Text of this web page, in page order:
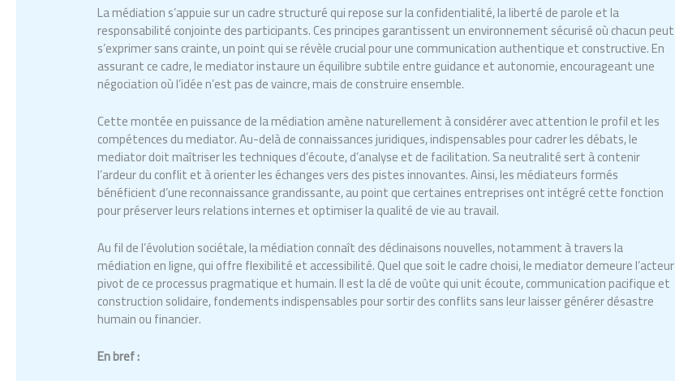
La médiation s’appuie sur un cadre structuré qui repose sur la confidentialité, la liberté de parole et la
responsabilité conjointe des participants. Ces principes garantissent un environnement sécurisé où chacun peut
s’exprimer sans crainte, un point qui se révèle crucial pour une communication authentique et constructive. En
assurant ce cadre, le mediator instaure un équilibre subtile entre guidance et autonomie, encourageant une
négociation où l’idée n’est pas de vaincre, mais de construire ensemble.
Cette montée en puissance de la médiation amène naturellement à considérer avec attention le profil et les
compétences du mediator. Au-delà de connaissances juridiques, indispensables pour cadrer les débats, le
mediator doit maîtriser les techniques d’écoute, d’analyse et de facilitation. Sa neutralité sert à contenir
l’ardeur du conflit et à orienter les échanges vers des pistes innovantes. Ainsi, les médiateurs formés
bénéficient d’une reconnaissance grandissante, au point que certaines entreprises ont intégré cette fonction
pour préserver leurs relations internes et optimiser la qualité de vie au travail.
Au fil de l’évolution sociétale, la médiation connaît des déclinaisons nouvelles, notamment à travers la
médiation en ligne, qui offre flexibilité et accessibilité. Quel que soit le cadre choisi, le mediator demeure l’acteur
pivot de ce processus pragmatique et humain. Il est la clé de voûte qui unit écoute, communication pacifique et
construction solidaire, fondements indispensables pour sortir des conflits sans leur laisser générer désastre
humain ou financier.
En bref :